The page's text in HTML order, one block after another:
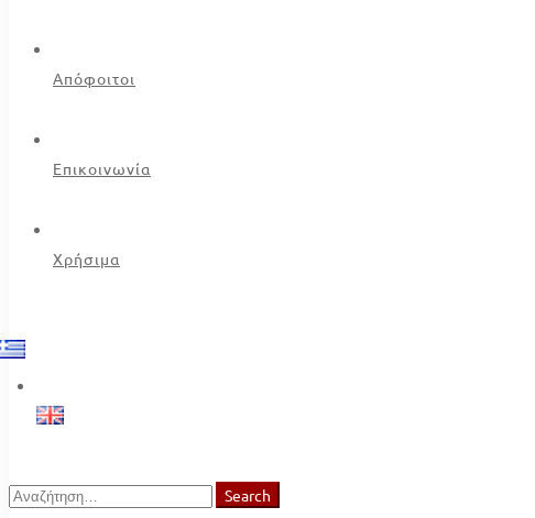
Απόφοιτοι
Επικοινωνία
Χρήσιμα
Search
Search